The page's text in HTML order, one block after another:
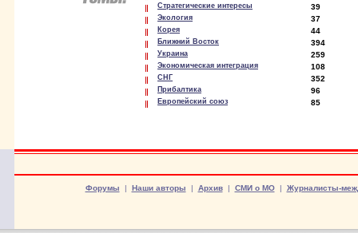
Стратегические интересы 39
Экология 37
Корея 44
Ближний Восток 394
Украина 259
Экономическая интеграция 108
СНГ 352
Прибалтика 96
Европейский союз 85
Форумы | Наши авторы | Архив| СМИ о МО| Журналисты-